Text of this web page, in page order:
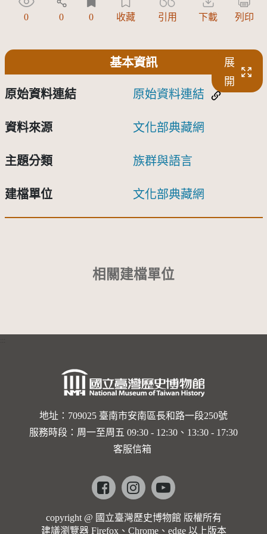
0 0 0 收藏 引用 下載 列印
基本資訊
展
開
原始資料連結 原始資料連結
資料來源 文化部典藏網
主題分類 族群與語言
建檔單位 文化部典藏網
相關建檔單位
地址：709025 臺南市安南區長和路一段250號
服務時段：周一至周五 09:30 - 12:30、13:30 - 17:30
客服信箱
Facebookinstagramyoutube
copyright @ 國立臺灣歷史博物館 版權所有
建議瀏覽器 Firefox、Chrome、edge 以上版本